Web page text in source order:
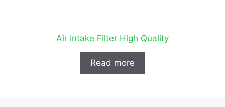
Air Intake Filter High Quality
Read more